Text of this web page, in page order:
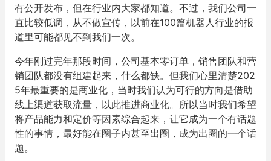
有公开发布，但在行业内大家都知道。不过，我们公司一
直比较低调，从不做宣传，以前在100篇机器人行业的报
道里可能都见不到我们一次。
今年刚过完年那段时间，公司基本零订单，销售团队和营
销团队都没有组建起来，什么都缺。但我们心里清楚202
5年最重要的是商业化，当时我们认为可行的方向是借助
线上渠道获取流量，以此推进商业化。所以当时我们希望
将产品能力和定价等因素综合起来，让它成为一个有话题
性的事情，最好能在圈子内甚至出圈，成为出圈的一个话
题。